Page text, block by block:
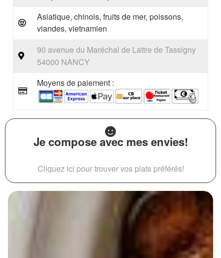
Asiatique, chinois, fruits de mer, poissons,
viandes, vietnamien
90 avenue du Maréchal de Lattre de Tassigny
54000 NANCY
Moyens de paiement :
Je compose avec mes envies!
Cliquez ici pour trouver vos plats préférés!